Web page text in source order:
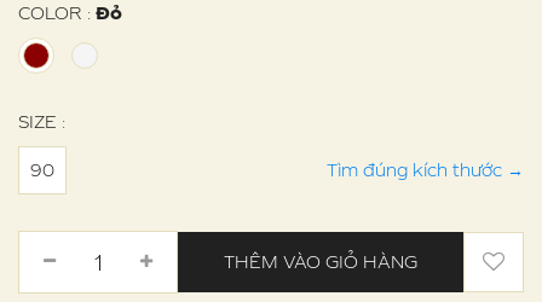
COLOR : Đỏ
SIZE :
90 Tìm đúng kích thước →
THÊM VÀO GIỎ HÀNG